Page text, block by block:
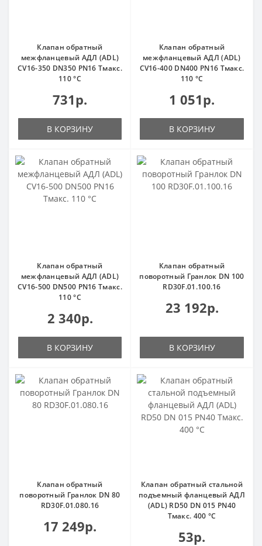
Клапан обратный
межфланцевый АДЛ (ADL)
CV16-350 DN350 PN16 Тмакс.
110 °С
731р.
В КОРЗИНУ
Клапан обратный
межфланцевый АДЛ (ADL)
CV16-400 DN400 PN16 Тмакс.
110 °С
1 051р.
В КОРЗИНУ
Клапан обратный
межфланцевый АДЛ (ADL)
CV16-500 DN500 PN16 Тмакс.
110 °С
2 340р.
В КОРЗИНУ
Клапан обратный
поворотный Гранлок DN 100
RD30F.01.100.16
23 192р.
В КОРЗИНУ
Клапан обратный
поворотный Гранлок DN 80
RD30F.01.080.16
17 249р.
Клапан обратный стальной
подъемный фланцевый АДЛ
(ADL) RD50 DN 015 PN40
Тмакс. 400 °С
53р.